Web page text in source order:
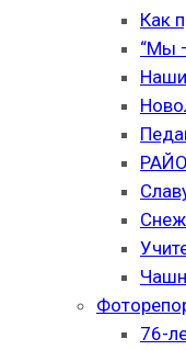
Как
“Мы
76-